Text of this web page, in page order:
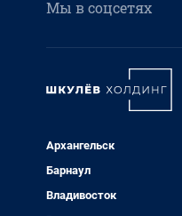
Мы в соцсетях
Архангельск
Барнаул
Владивосток